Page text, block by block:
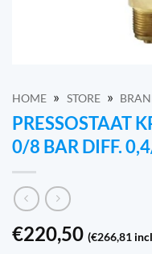
HOME » STORE »
PRESSOSTAAT
0/8 BAR DIFF.
€220,50 (€266,81